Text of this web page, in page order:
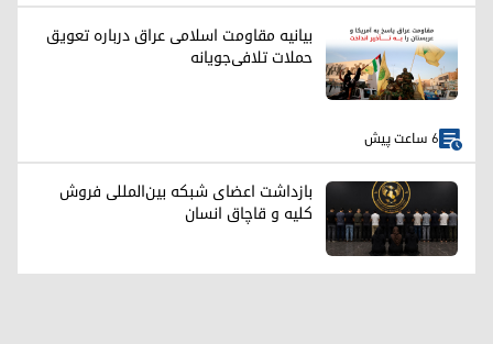
بیانیه مقاومت اسلامی عراق درباره تعویق
حملات تلافی‌جویانه
6 ساعت پیش
بازداشت اعضای شبکه بین‌المللی فروش
کلیه و قاچاق انسان